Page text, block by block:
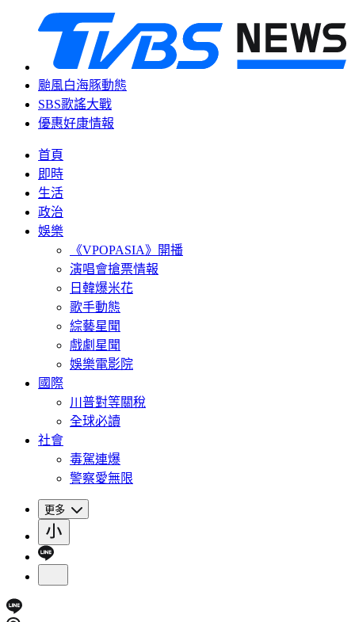
颱風白海豚動態
SBS歌謠大戰
優惠好康情報
首頁
即時
生活
政治
娛樂
《VPOPASIA》開播
演唱會搶票情報
日韓爆米花
歌手動態
綜藝星聞
戲劇星聞
娛樂電影院
國際
川普對等關稅
全球必讀
社會
毒駕連爆
警察愛無限
更多